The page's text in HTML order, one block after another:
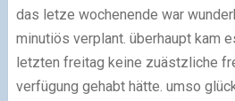
das letze wochenende war
minutiös verplant. überhaupt kam
letzten freitag keine zuästzliche
verfügung gehabt hätte. umso